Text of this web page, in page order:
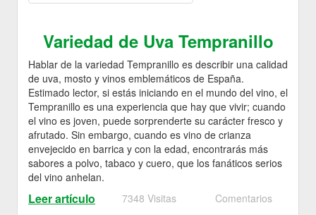
Variedad de Uva Tempranillo
Hablar de la variedad Tempranillo es describir una calidad
de uva, mosto y vinos emblemáticos de España.
Estimado lector, si estás iniciando en el mundo del vino, el
Tempranillo es una experiencia que hay que vivir; cuando
el vino es joven, puede sorprenderte su carácter fresco y
afrutado. Sin embargo, cuando es vino de crianza
envejecido en barrica y con la edad, encontrarás más
sabores a polvo, tabaco y cuero, que los fanáticos serios
del vino anhelan.
Leer artículo 7348 Visitas Comentarios